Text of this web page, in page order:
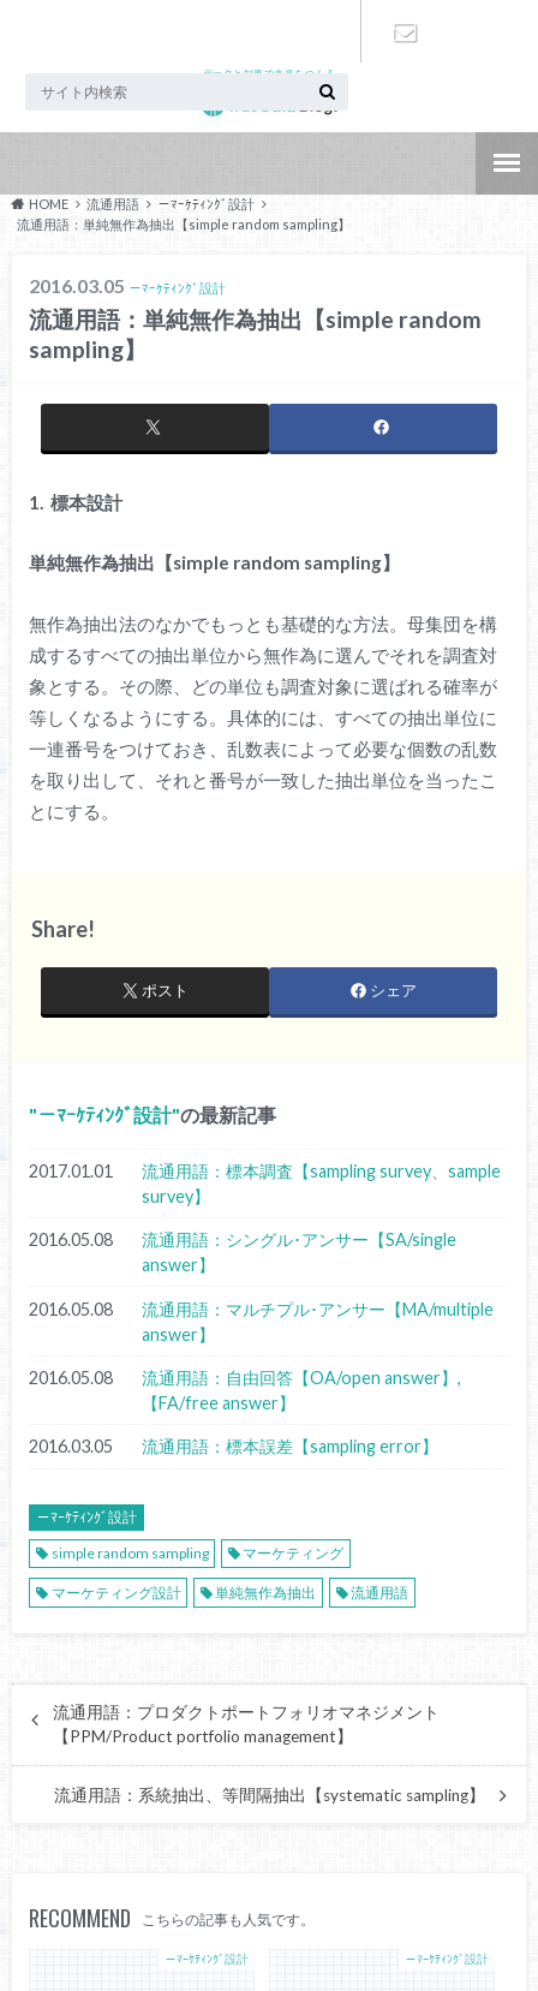
データと知恵で未来をつくる
HOME 流通用語
－ﾏｰｹﾃｨﾝｸﾞ設計
流通用語：単純無作為抽出【simple random sampling】
2016.03.05 －ﾏｰｹﾃｨﾝｸﾞ設計
流通用語：単純無作為抽出【simple random
sampling】
1. 標本設計
単純無作為抽出【simple random sampling】
無作為抽出法のなかでもっとも基礎的な方法。母集団を構
成するすべての抽出単位から無作為に選んでそれを調査対
象とする。その際、どの単位も調査対象に選ばれる確率が
等しくなるようにする。具体的には、すべての抽出単位に
一連番号をつけておき、乱数表によって必要な個数の乱数
を取り出して、それと番号が一致した抽出単位を当ったこ
とにする。
Share!
ポスト シェア
－ﾏｰｹﾃｨﾝｸﾞ設計 の最新記事
2017.01.01
流通用語：標本調査【sampling survey、sample
survey】
2016.05.08
流通用語：シングル･アンサー【SA/single
answer】
2016.05.08
流通用語：マルチプル･アンサー【MA/multiple
answer】
2016.05.08
流通用語：自由回答【OA/open answer】,
【FA/free answer】
2016.03.05 流通用語：標本誤差【sampling error】
－ﾏｰｹﾃｨﾝｸﾞ設計
simple random sampling
マーケティング
マーケティング設計 単純無作為抽出 流通用語
流通用語：プロダクトポートフォリオマネジメント
【PPM/Product portfolio management】
流通用語：系統抽出、等間隔抽出【systematic sampling】
RECOMMEND こちらの記事も人気です。
－ﾏｰｹﾃｨﾝｸﾞ設計 －ﾏｰｹﾃｨﾝｸﾞ設計